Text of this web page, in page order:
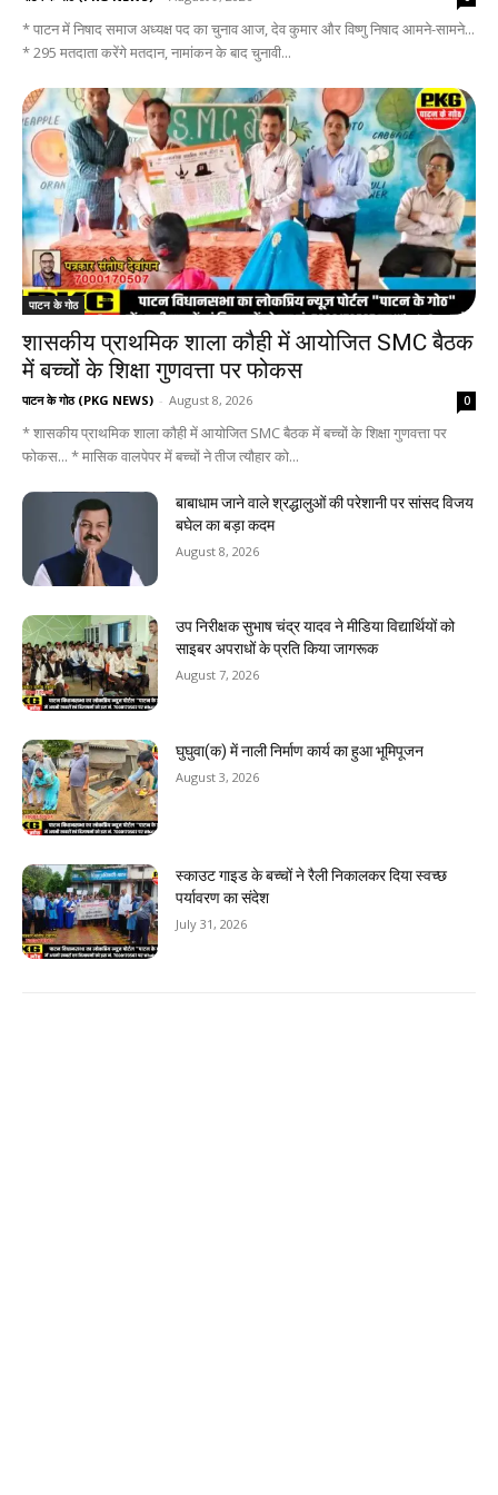
* पाटन में निषाद समाज अध्यक्ष पद का चुनाव आज, देव कुमार और विष्णु निषाद आमने-सामने...
* 295 मतदाता करेंगे मतदान, नामांकन के बाद चुनावी...
पाटन के गोठ
शासकीय प्राथमिक शाला कौही में आयोजित SMC बैठक
में बच्चों के शिक्षा गुणवत्ता पर फोकस
पाटन के गोठ (PKG NEWS) - August 8, 2026 0
* शासकीय प्राथमिक शाला कौही में आयोजित SMC बैठक में बच्चों के शिक्षा गुणवत्ता पर
फोकस... * मासिक वालपेपर में बच्चों ने तीज त्यौहार को...
बाबाधाम जाने वाले श्रद्धालुओं की परेशानी पर सांसद विजय
बघेल का बड़ा कदम
August 8, 2026
उप निरीक्षक सुभाष चंद्र यादव ने मीडिया विद्यार्थियों को
साइबर अपराधों के प्रति किया जागरूक
August 7, 2026
घुघुवा(क) में नाली निर्माण कार्य का हुआ भूमिपूजन
August 3, 2026
स्काउट गाइड के बच्चों ने रैली निकालकर दिया स्वच्छ
पर्यावरण का संदेश
July 31, 2026